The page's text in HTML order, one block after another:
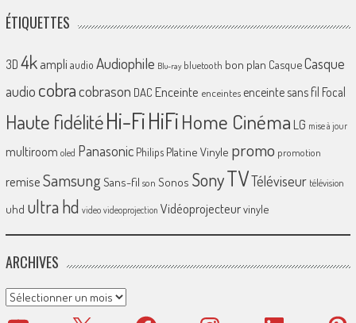
ÉTIQUETTES
3D 4k ampliaudio Audiophile Blu-ray bluetooth bon plan CasqueCasque
audio cobracobrason DAC Enceinte enceintes enceinte sans fil Focal
Haute fidélitéHi-FiHiFiHome Cinéma LG mise à jour
multiroom oled Panasonic Philips Platine Vinyle promo promotion
remiseSamsungSans-fil son Sonos SonyTVTéléviseur télévision
uhd ultra hd video videoprojection Vidéoprojecteurvinyle
ARCHIVES
Archives